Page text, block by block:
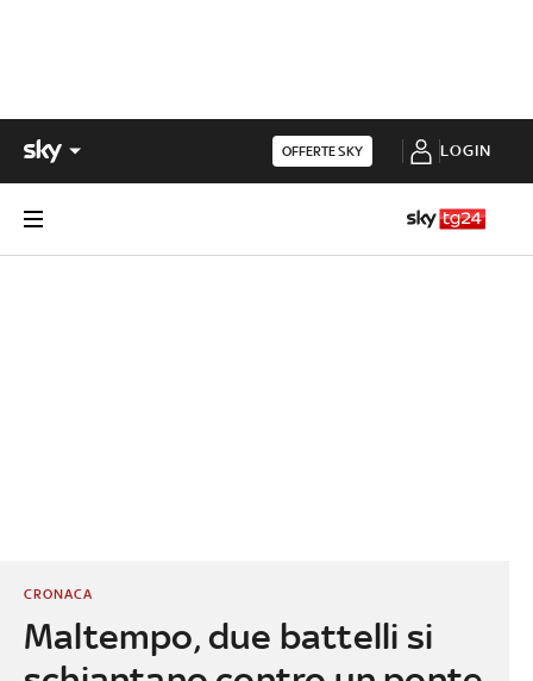
OFFERTE SKY LOGIN
Maltempo, due battelli si
CRONACA